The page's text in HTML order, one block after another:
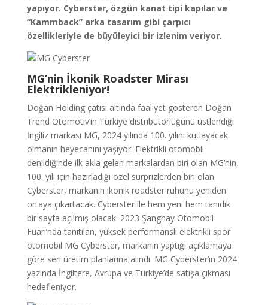
yapıyor. Cyberster, özgün kanat tipi kapılar ve
“Kammback” arka tasarım gibi çarpıcı
özellikleriyle de büyüleyici bir izlenim veriyor.
MG’nin İkonik Roadster Mirası
Elektrikleniyor!
Doğan Holding çatısı altında faaliyet gösteren Doğan
Trend Otomotiv’in Türkiye distribütörlüğünü üstlendiği
İngiliz markası MG, 2024 yılında 100. yılını kutlayacak
olmanın heyecanını yaşıyor. Elektrikli otomobil
denildiğinde ilk akla gelen markalardan biri olan MG’nin,
100. yılı için hazırladığı özel sürprizlerden biri olan
Cyberster, markanın ikonik roadster ruhunu yeniden
ortaya çıkartacak. Cyberster ile hem yeni hem tanıdık
bir sayfa açılmış olacak. 2023 Şanghay Otomobil
Fuarı’nda tanıtılan, yüksek performanslı elektrikli spor
otomobil MG Cyberster, markanın yaptığı açıklamaya
göre seri üretim planlarına alındı. MG Cyberster’ın 2024
yazında İngiltere, Avrupa ve Türkiye’de satışa çıkması
hedefleniyor.